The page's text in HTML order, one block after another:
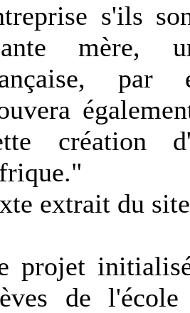
s'ils
mère,
par
création
extrait du
projet
de l'école